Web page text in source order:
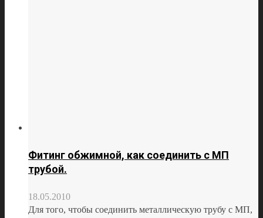
Фитинг обжимной, как соединить с МП
трубой.
18.05.2010
Для того, чтобы соединить металлическую трубу с МП,